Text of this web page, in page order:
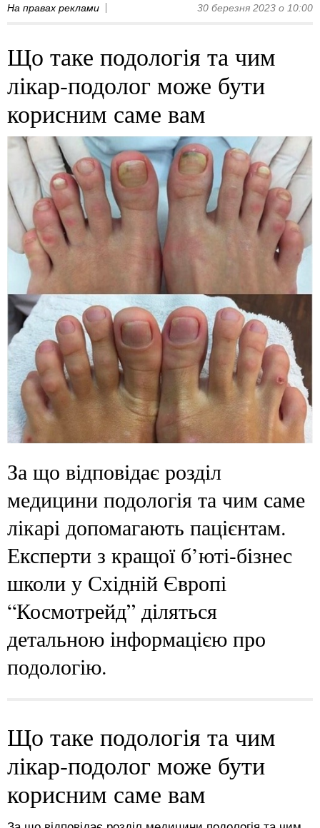
На правах реклами 30 березня 2023 о 10:00
Що таке подологія та чим
лікар-подолог може бути
корисним саме вам
За що відповідає розділ
медицини подологія та чим саме
лікарі допомагають пацієнтам.
Експерти з кращої б’юті-бізнес
школи у Східній Європі
“Космотрейд” діляться
детальною інформацією про
подологію.
Що таке подологія та чим
лікар-подолог може бути
корисним саме вам